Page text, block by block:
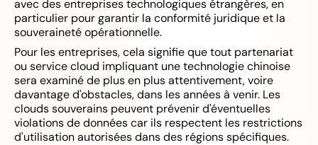
avec des entreprises technologiques étrangères, en
particulier pour garantir la conformité juridique et la
souveraineté opérationnelle.
Pour les entreprises, cela signifie que tout partenariat
ou service cloud impliquant une technologie chinoise
sera examiné de plus en plus attentivement, voire
davantage d'obstacles, dans les années à venir. Les
clouds souverains peuvent prévenir d'éventuelles
violations de données car ils respectent les restrictions
d'utilisation autorisées dans des régions spécifiques.